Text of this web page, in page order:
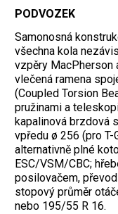
PODVOZEK
Samonosná
všechna kola
vzpěry MacPherson
vlečená ramena
(Coupled Torsion
pružinami a
kapalinová brzdová
vpředu ø 256 (pro T-
alternativně plné
ESC/VSM/CBC;
posilovačem,
stopový průměr
nebo 195/55 R 16.